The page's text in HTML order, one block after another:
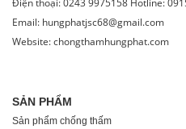
Email: hungphatjsc68@gmail.com
Website: chongthamhungphat.com
SẢN PHẨM
Sản phẩm chống thấm